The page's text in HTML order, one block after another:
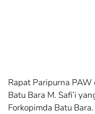
Rapat Paripurna
Batu Bara M. Safi’i
Forkopimda Batu Bara.